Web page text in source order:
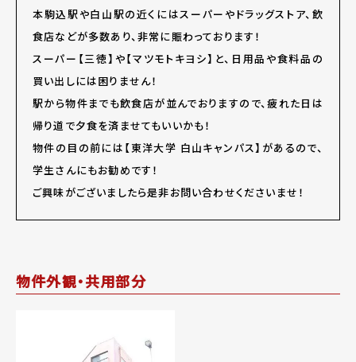
本駒込駅や白山駅の近くにはスーパーやドラッグストア、飲
食店などが多数あり、非常に賑わっております！
スーパー【三徳】や【マツモトキヨシ】と、日用品や食料品の
買い出しには困りません！
駅から物件までも飲食店が並んでおりますので、疲れた日は
帰り道で夕食を済ませてもいいかも！
物件の目の前には【東洋大学 白山キャンパス】があるので、
学生さんにもお勧めです！
ご興味がございましたら是非お問い合わせくださいませ！
物件外観・共用部分